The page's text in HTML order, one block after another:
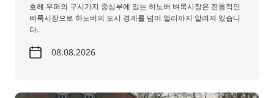
호헤 우퍼의 구시가지 중심부에 있는 하노버 벼룩시장은 전통적인
벼룩시장으로 하노버의 도시 경계를 넘어 멀리까지 알려져 있습니
다.
08.08.2026